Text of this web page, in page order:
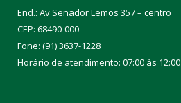
End.: Av Senador Lemos 357 – centro
CEP: 68490-000
Fone: (91) 3637-1228
Horário de atendimento: 07:00 às 12:00